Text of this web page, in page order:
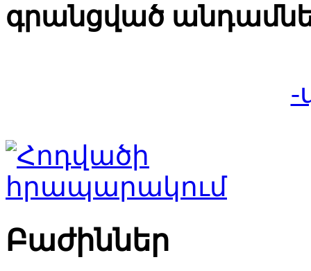
գրանցված
-
Բաժիններ